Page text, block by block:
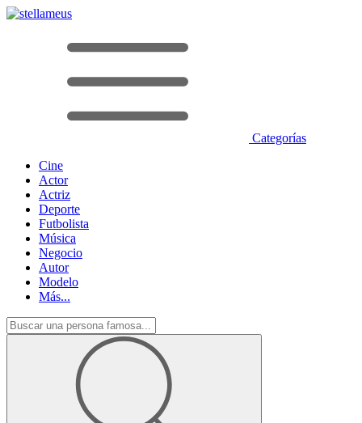
Categorías
Cine
Actor
Actriz
Deporte
Futbolista
Música
Negocio
Autor
Modelo
Más...